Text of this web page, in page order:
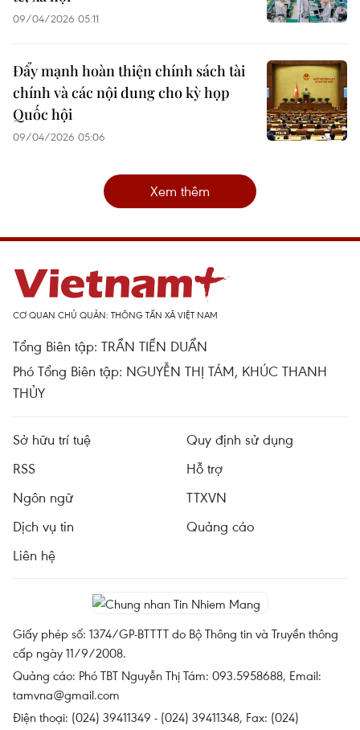
09/04/2026 05:11
Đẩy mạnh hoàn thiện chính sách tài
chính và các nội dung cho kỳ họp
Quốc hội
09/04/2026 05:06
Xem thêm
CƠ QUAN CHỦ QUẢN: THÔNG TẤN XÃ VIỆT NAM
Tổng Biên tập: TRẦN TIẾN DUẨN
Phó Tổng Biên tập: NGUYỄN THỊ TÁM, KHÚC THANH
THỦY
Sở hữu trí tuệ
Quy định sử dụng
RSS
Hỗ trợ
Ngôn ngữ
TTXVN
Dịch vụ tin
Quảng cáo
Liên hệ
Giấy phép số: 1374/GP-BTTTT do Bộ Thông tin và Truyền thông
cấp ngày 11/9/2008.
Quảng cáo: Phó TBT Nguyễn Thị Tám: 093.5958688, Email:
tamvna@gmail.com
Điện thoại: (024) 39411349 - (024) 39411348, Fax: (024)